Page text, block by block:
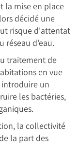
la mise en place
décidé une
risque d'attentat
réseau d'eau.
traitement de
en vue
introduire un
les bactéries,
la collectivité
la part des